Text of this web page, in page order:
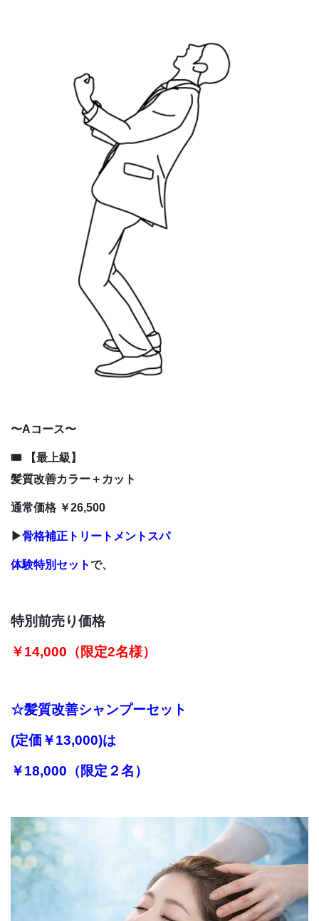
〜Aコース〜
🎟 【最上級】
髪質改善カラー＋カット
通常価格 ￥26,500
▶骨格補正トリートメントスパ
体験特別セットで、
特別前売り価格
￥14,000（限定2名様）
☆髪質改善シャンプーセット
(定価￥13,000)は
￥18,000（限定２名）